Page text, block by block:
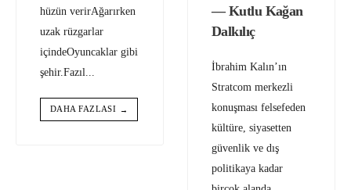
hüzün verirAğarırken
uzak rüzgarlar
içindeOyuncaklar gibi
şehir.Fazıl...
DAHA FAZLASI →
— Kutlu Kağan
Dalkılıç
İbrahim Kalın’ın
Stratcom merkezli
konuşması felsefeden
kültüre, siyasetten
güvenlik ve dış
politikaya kadar